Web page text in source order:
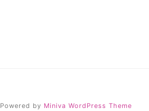
Powered by Miniva WordPress Theme